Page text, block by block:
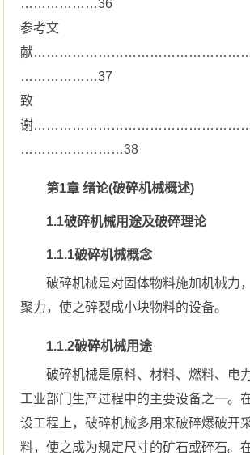
………………36
参考文
献
………………37
致
谢
……………………38
第1章 绪论(破碎机械概述)
1.1破碎机械用途及破碎理论
1.1.1破碎机械概念
破碎机械是对固体物料施加机械力
聚力，使之碎裂成小块物料的设备。
1.1.2破碎机械用途
破碎机械是原料、材料、燃料、电
工业部门生产过程中的主要设备之一。
设工程上，破碎机械多用来破碎爆破开
料，使之成为规定尺寸的矿石或碎石。